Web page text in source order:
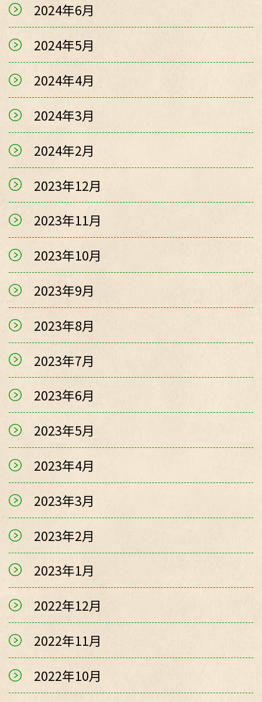
2024年6月
2024年5月
2024年4月
2024年3月
2024年2月
2023年12月
2023年11月
2023年10月
2023年9月
2023年8月
2023年7月
2023年6月
2023年5月
2023年4月
2023年3月
2023年2月
2023年1月
2022年12月
2022年11月
2022年10月